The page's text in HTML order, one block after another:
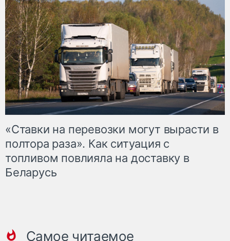
«Ставки на перевозки могут вырасти в
полтора раза». Как ситуация с
топливом повлияла на доставку в
Беларусь
Самое читаемое